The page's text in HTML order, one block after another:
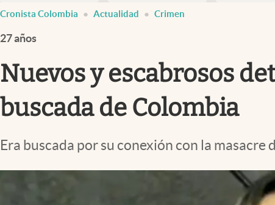
Dólar y mercados
Curiosidades
Cronista Colombia Actualidad Crimen
27 años
Nuevos y escabrosos
buscada de Colombia
Era buscada por su conexión con la